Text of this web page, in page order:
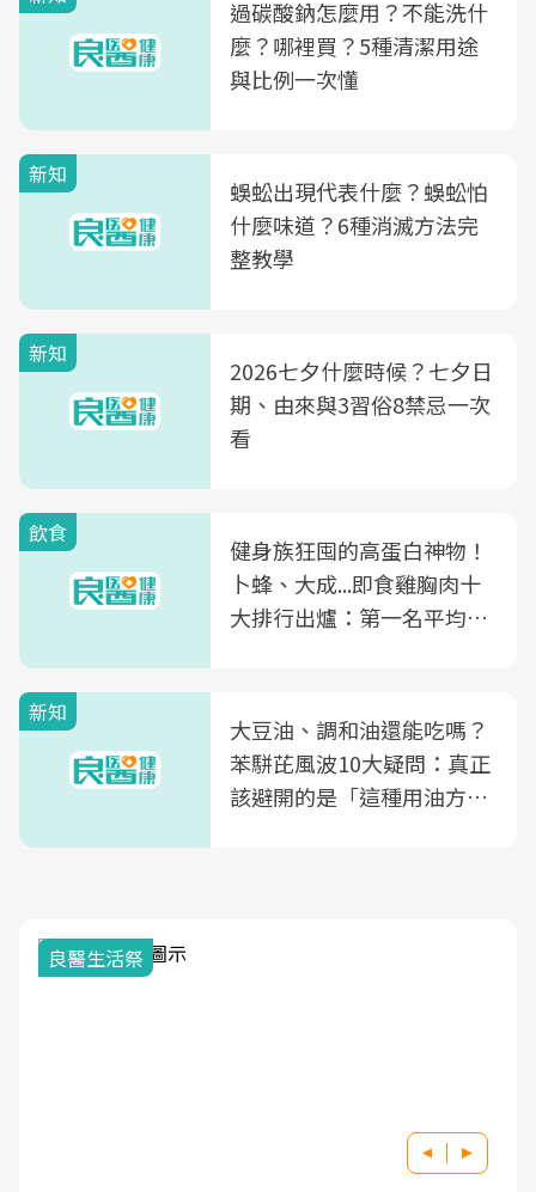
過碳酸鈉怎麼用？不能洗什
麼？哪裡買？5種清潔用途
與比例一次懂
新知
蜈蚣出現代表什麼？蜈蚣怕
什麼味道？6種消滅方法完
整教學
新知
2026七夕什麼時候？七夕日
期、由來與3習俗8禁忌一次
看
飲食
健身族狂囤的高蛋白神物！
卜蜂、大成...即食雞胸肉十
大排行出爐：第一名平均一
新知
大豆油、調和油還能吃嗎？
苯駢芘風波10大疑問：真正
該避開的是「這種用油方
良醫生活祭